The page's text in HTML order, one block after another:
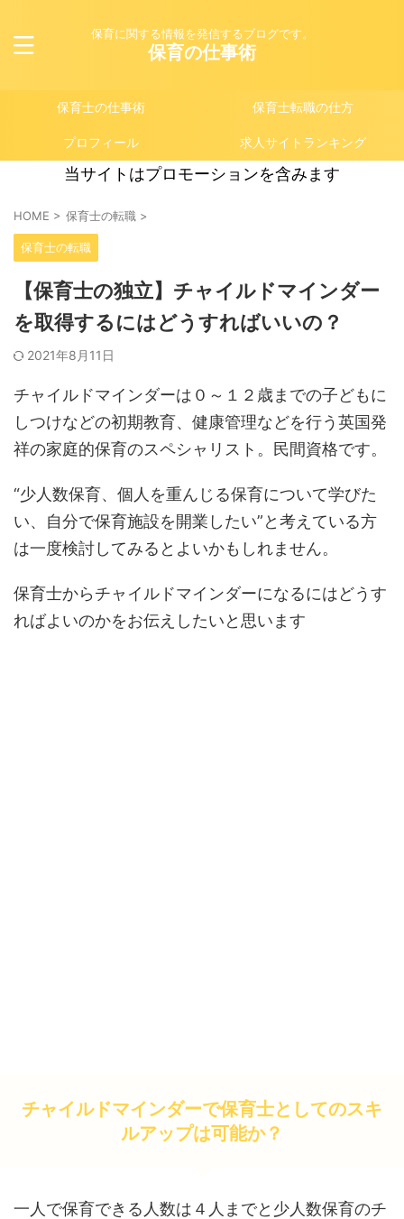
保育に関する情報を発信するブログです。
保育の仕事術
保育士の仕事術 保育士転職の仕方
プロフィール 求人サイトランキング
当サイトはプロモーションを含みます
HOME > 保育士の転職 >
保育士の転職
【保育士の独立】チャイルドマインダー
を取得するにはどうすればいいの？
2021年8月11日
チャイルドマインダーは０～１２歳までの子どもに
しつけなどの初期教育、健康管理などを行う英国発
祥の家庭的保育のスペシャリスト。民間資格です。
“少人数保育、個人を重んじる保育について学びた
い、自分で保育施設を開業したい”と考えている方
は一度検討してみるとよいかもしれません。
保育士からチャイルドマインダーになるにはどうす
ればよいのかをお伝えしたいと思います
チャイルドマインダーで保育士としてのスキ
ルアップは可能か？
一人で保育できる人数は４人までと少人数保育のチ